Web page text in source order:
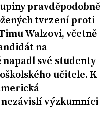
pravděpodobně
tvrzení proti
Walzovi, včetně
na
své studenty
učitele. K
výzkumníci